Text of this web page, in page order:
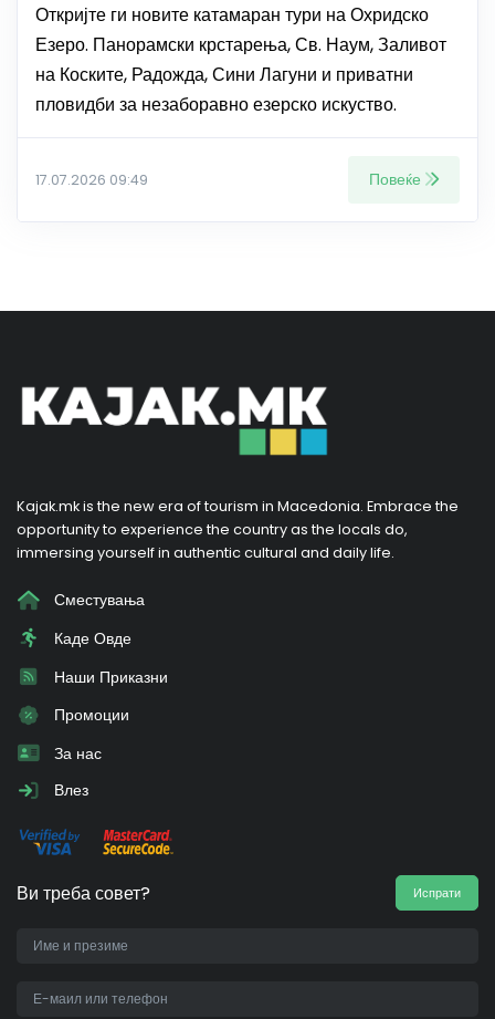
Откријте ги новите катамаран тури на Охридско
Езеро. Панорамски крстарења, Св. Наум, Заливот
на Коските, Радожда, Сини Лагуни и приватни
пловидби за незаборавно езерско искуство.
17.07.2026 09:49 Повеќе
Kajak.mk is the new era of tourism in Macedonia. Embrace the
opportunity to experience the country as the locals do,
immersing yourself in authentic cultural and daily life.
Сместувања
Каде Овде
Наши Приказни
Промоции
За нас
Влез
Ви треба совет? Испрати